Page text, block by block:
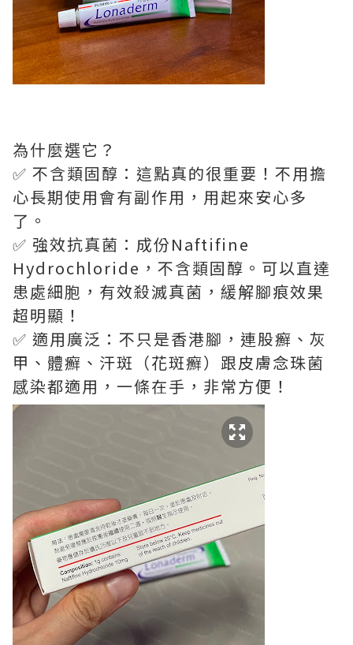
為什麼選它？
✅ 不含類固醇：這點真的很重要！不用擔
心長期使用會有副作用，用起來安心多
了。
✅ 強效抗真菌：成份Naftifine
Hydrochloride，不含類固醇。可以直達
患處細胞，有效殺滅真菌，緩解腳痕效果
超明顯！
✅ 適用廣泛：不只是香港腳，連股癬、灰
甲、體癬、汗斑（花斑癬）跟皮膚念珠菌
感染都適用，一條在手，非常方便！